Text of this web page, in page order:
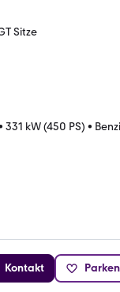
Sitze
331 kW (450 PS) •
Kontakt Parken